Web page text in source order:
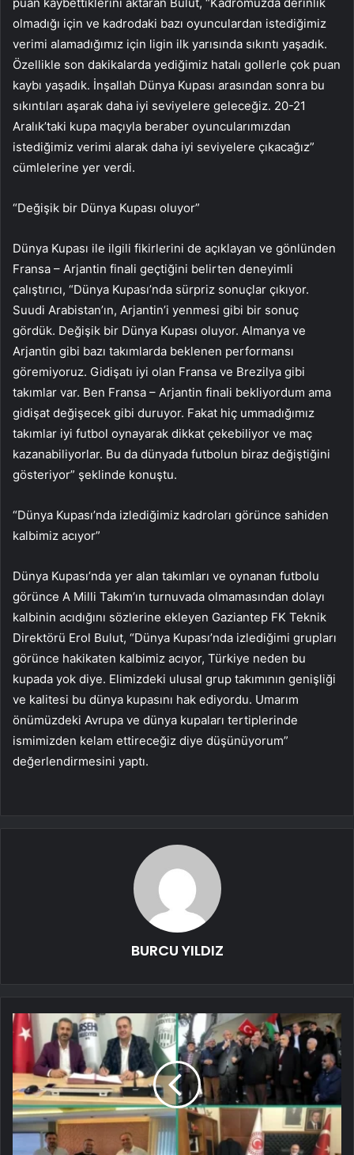
olmadığı için ve kadrodaki bazı oyunculardan istediğimiz
verimi alamadığımız için ligin ilk yarısında sıkıntı yaşadık.
Özellikle son dakikalarda yediğimiz hatalı gollerle çok puan
kaybı yaşadık. İnşallah Dünya Kupası arasından sonra bu
sıkıntıları aşarak daha iyi seviyelere geleceğiz. 20-21
Aralık’taki kupa maçıyla beraber oyuncularımızdan
istediğimiz verimi alarak daha iyi seviyelere çıkacağız”
cümlelerine yer verdi.
“Değişik bir Dünya Kupası oluyor”
Dünya Kupası ile ilgili fikirlerini de açıklayan ve gönlünden
Fransa – Arjantin finali geçtiğini belirten deneyimli
çalıştırıcı, “Dünya Kupası’nda sürpriz sonuçlar çıkıyor.
Suudi Arabistan’ın, Arjantin’i yenmesi gibi bir sonuç
gördük. Değişik bir Dünya Kupası oluyor. Almanya ve
Arjantin gibi bazı takımlarda beklenen performansı
göremiyoruz. Gidişatı iyi olan Fransa ve Brezilya gibi
takımlar var. Ben Fransa – Arjantin finali bekliyordum ama
gidişat değişecek gibi duruyor. Fakat hiç ummadığımız
takımlar iyi futbol oynayarak dikkat çekebiliyor ve maç
kazanabiliyorlar. Bu da dünyada futbolun biraz değiştiğini
gösteriyor” şeklinde konuştu.
“Dünya Kupası’nda izlediğimiz kadroları görünce sahiden
kalbimiz acıyor”
Dünya Kupası’nda yer alan takımları ve oynanan futbolu
görünce A Milli Takım’ın turnuvada olmamasından dolayı
kalbinin acıdığını sözlerine ekleyen Gaziantep FK Teknik
Direktörü Erol Bulut, “Dünya Kupası’nda izlediğimi grupları
görünce hakikaten kalbimiz acıyor, Türkiye neden bu
kupada yok diye. Elimizdeki ulusal grup takımının genişliği
ve kalitesi bu dünya kupasını hak ediyordu. Umarım
önümüzdeki Avrupa ve dünya kupaları tertiplerinde
ismimizden kelam ettireceğiz diye düşünüyorum”
değerlendirmesini yaptı.
BURCU YILDIZ